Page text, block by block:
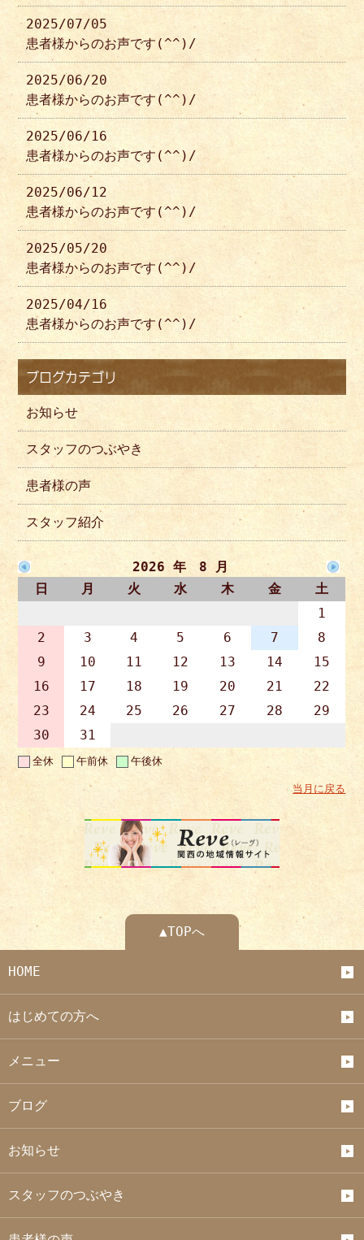
2025/07/05
患者様からのお声です(^^)/
2025/06/20
患者様からのお声です(^^)/
2025/06/16
患者様からのお声です(^^)/
2025/06/12
患者様からのお声です(^^)/
2025/05/20
患者様からのお声です(^^)/
2025/04/16
患者様からのお声です(^^)/
ブログカテゴリ
お知らせ
スタッフのつぶやき
患者様の声
スタッフ紹介
2026 年 8 月
日
月 火 水 木 金
土
1
2
3 4 5 6 7
8
9
10 11 12 13 14
15
16
17 18 19 20 21
22
23
24 25 26 27 28
29
30
31
全休 午前休 午後休
当月に戻る
▲TOPへ
HOME
はじめての方へ
メニュー
ブログ
お知らせ
スタッフのつぶやき